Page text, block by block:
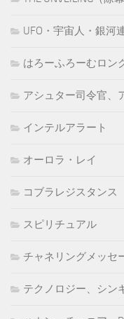
UFO・宇宙人・銀河
はろーふろーむロン
アシュター司令官、
インテルアラート
オーロラ・レイ
コブラレジスタンス
スピリチュアル
チャネリングメッセ
テクノロジー、シン